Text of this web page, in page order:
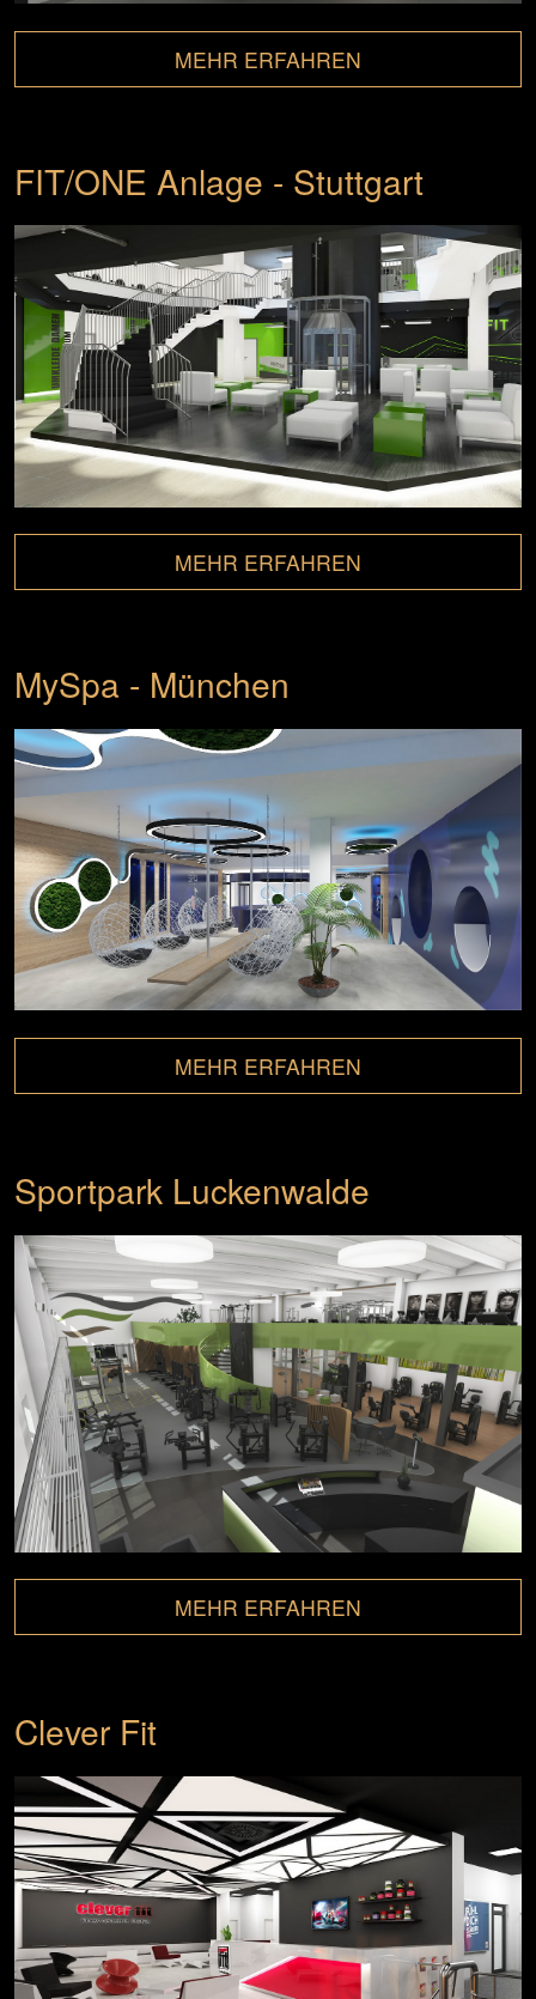
MEHR ERFAHREN
FIT/ONE Anlage - Stuttgart
MEHR ERFAHREN
MySpa - München
MEHR ERFAHREN
Sportpark Luckenwalde
MEHR ERFAHREN
Clever Fit